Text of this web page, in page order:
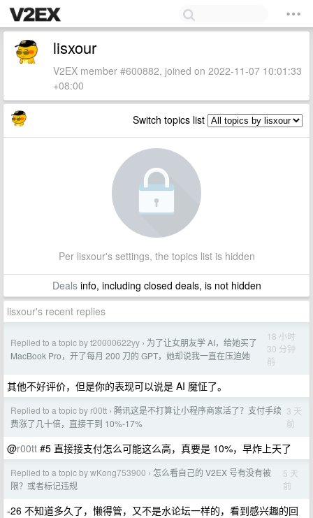
lisxour
V2EX member #600882, joined on 2022-11-07 10:01:33
+08:00
Switch topics list
Per lisxour's settings, the topics list is hidden
Dealsinfo, including closed deals, is not hidden
lisxour's recent replies
Replied to a topic by t20000622yy › 为了让女朋友学 AI，给她买了
MacBook Pro，开了每月 200 刀的 GPT，她却说我一直在压迫她
18 小时
30 分钟
前
其他不好评价，但是你的表现可以说是 AI 魔怔了。
Replied to a topic by r00tt › 腾讯这是不打算让小程序商家活了？支付手续
费涨了几十倍，直接干到 10%-17%
3 天
前
@r00tt #5 直接接支付怎么可能这么高，真要是 10%，早炸上天了
Replied to a topic by wKong753900 › 怎么看自己的 V2EX 号有没有被
限？或者标记违规
5 天
前
-26 不知道多久了，懒得管，又不是水论坛一样的，看到感兴趣的回